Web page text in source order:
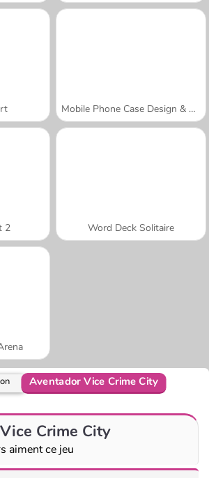
Mobile Phone Case Design & DIY
2 Word Deck Solitaire
Aventador Vice Crime City
Crime City
aiment ce jeu